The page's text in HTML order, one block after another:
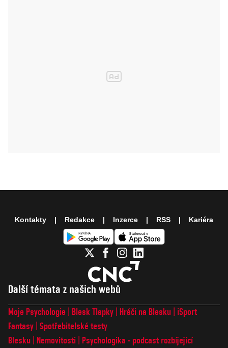
Další témata z našich webů
Moje Psychologie Blesk Tlapky Hráči na Blesku
iSport
Fantasy Spotřebitelské testy
Blesku
Nemovitosti
Psychologika - podcast rozbíjející
Kontakty Redakce Inzerce RSS Kariéra